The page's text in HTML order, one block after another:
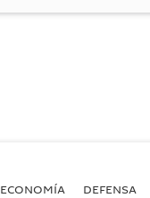
ECONOMÍA DEFENSA